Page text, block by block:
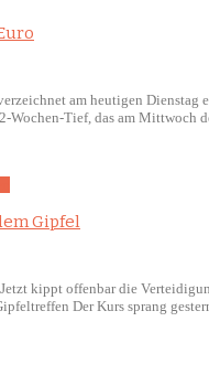
am heutigen
Wochen-Tief, das am Mittwoch
Gipfel
kippt offenbar die
Der Kurs sprang